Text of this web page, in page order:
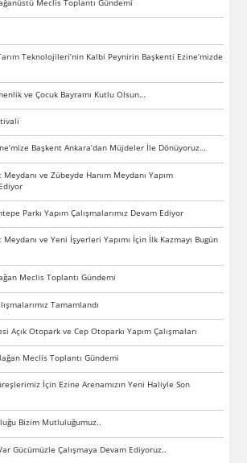
Meclis Toplantı Gündemi
Teknolojileri’nin Kalbi Peynirin Başkenti Ezine’mizde
ve Çocuk Bayramı Kutlu Olsun…
Başkent Ankara’dan Müjdeler İle Dönüyoruz…
ve Zübeyde Hanım Meydanı Yapım
Parkı Yapım Çalışmalarımız Devam Ediyor
ve Yeni İşyerleri Yapımı İçin İlk Kazmayı Bugün
Meclis Toplantı Gündemi
Tamamlandı
Açık Otopark ve Cep Otoparkı Yapım Çalışmaları
Meclis Toplantı Gündemi
İçin Ezine Arenamızın Yeni Haliyle Son
Bizim Mutluluğumuz..
Gücümüzle Çalışmaya Devam Ediyoruz..